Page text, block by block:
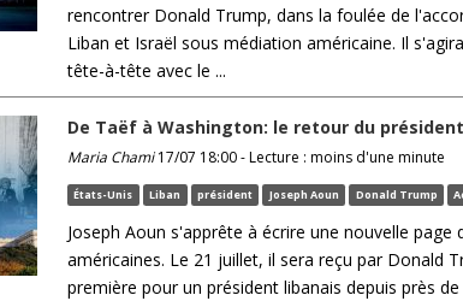
rencontrer Donald Trump, dans la foulée de
Liban et Israël sous médiation américaine. Il
tête-à-tête avec le ...
De Taëf à Washington: le retour du
Maria Chami17/07 18:00 - Lecture : moins d'une minute
États-Unis Liban président Joseph Aoun Donald Trump
Joseph Aoun s'apprête à écrire une nouvelle page
américaines. Le 21 juillet, il sera reçu par Donald
première pour un président libanais depuis près